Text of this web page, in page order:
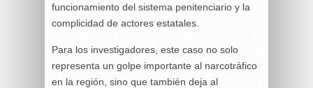
funcionamiento del sistema penitenciario y la
complicidad de actores estatales.
Para los investigadores, este caso no solo
representa un golpe importante al narcotráfico
en la región, sino que también deja al